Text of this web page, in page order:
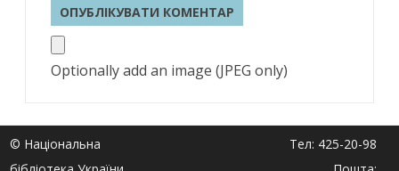
Optionally add an image (JPEG only)
© Національна
Тел: 425-20-98